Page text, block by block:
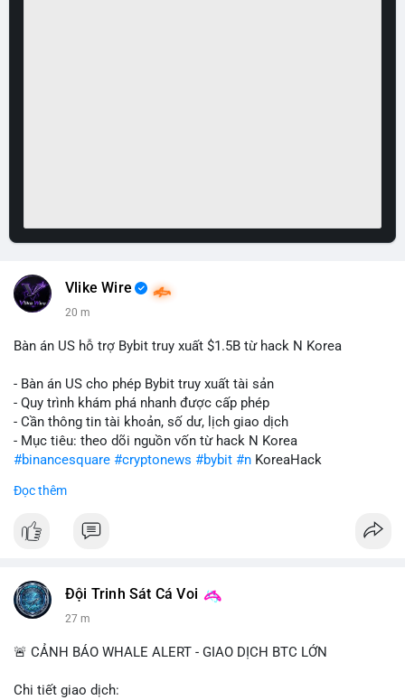
Vlike Wire
20 m
Bàn án US hỗ trợ Bybit truy xuất $1.5B từ hack N Korea
- Bàn án US cho phép Bybit truy xuất tài sản
- Quy trình khám phá nhanh được cấp phép
- Cần thông tin tài khoản, số dư, lịch giao dịch
- Mục tiêu: theo dõi nguồn vốn từ hack N Korea
#binancesquare #cryptonews #bybit #n KoreaHack
$btc $eth
#vlikevn #titanbot
Đọc thêm
Đội Trinh Sát Cá Voi
27 m
🚨 CẢNH BÁO WHALE ALERT - GIAO DỊCH BTC LỚN
Chi tiết giao dịch: